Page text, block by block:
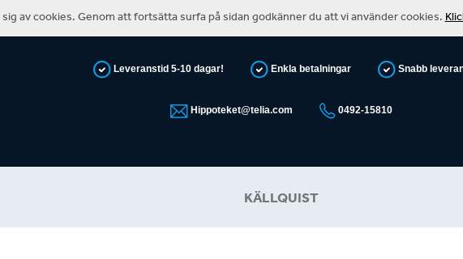
Leveranstid 5-10 dagar! Enkla betalningar Snabb
Hippoteket@telia.com 0492-15810
KÄLLQUIST
av cookies. Genom att fortsätta surfa på sidan godkänner du att vi använder cookies.